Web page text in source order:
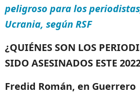
peligroso para los
Ucrania, según RSF
¿QUIÉNES SON LOS
SIDO ASESINADOS ESTE
Fredid Román, en Guerrero